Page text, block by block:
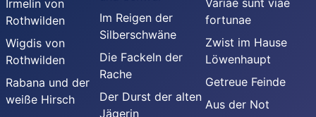
Irmelin von
Rothwilden
Wigdis von
Rothwilden
Rabana und der
weiße Hirsch
Im Reigen der
Silberschwäne
Die Fackeln der
Rache
Der Durst der alten
Jägerin
Variae sunt viae
fortunae
Zwist im Hause
Löwenhaupt
Getreue Feinde
Aus der Not